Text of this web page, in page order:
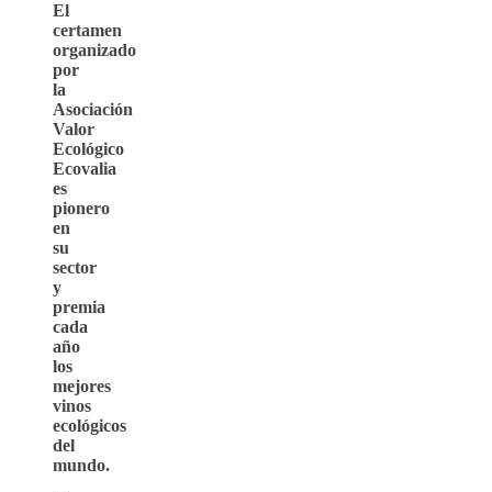
El
certamen
organizado
por
la
Asociación
Valor
Ecológico
Ecovalia
es
pionero
en
su
sector
y
premia
cada
año
los
mejores
vinos
ecológicos
del
mundo.